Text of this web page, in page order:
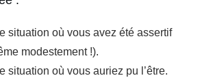
situation où vous avez été assertif
modestement !).
situation où vous auriez pu l’être.